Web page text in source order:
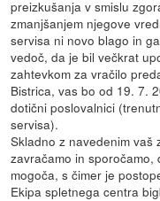
preizkušanja v smislu
zmanjšanjem njegove
servisa ni novo blago in
vedoč, da je bil večkrat
zahtevkom za vračilo
Bistrica, vas bo od 19. 7.
dotični poslovalnici
servisa).
Skladno z navedenim vaš
zavračamo in
mogoča, s čimer je
Ekipa spletnega centra